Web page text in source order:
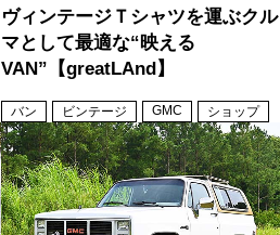
ヴィンテージＴシャツを運ぶクル
マとして最適な“映える
VAN”【greatLAnd】
バン ビンテージ GMC ショップ